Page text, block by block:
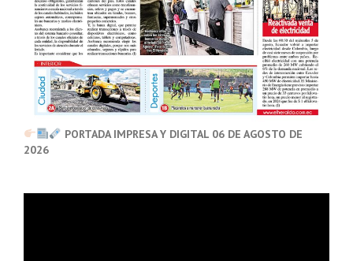
PORTADA IMPRESA Y DIGITAL 06 DE AGOSTO DE
2026